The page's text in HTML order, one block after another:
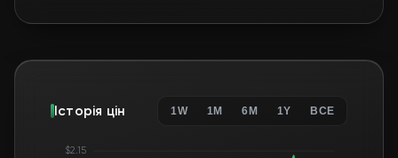
Історія цін 1W 1M 6M 1Y ВСЕ
$2.15